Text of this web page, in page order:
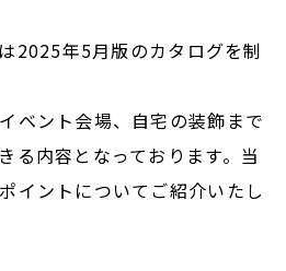
2025年5月版のカタログを制
ベント会場、自宅の装飾まで
る内容となっております。当
イントについてご紹介いたし